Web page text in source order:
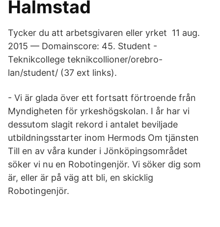
Halmstad
Tycker du att arbetsgivaren eller yrket 11 aug.
2015 — Domainscore: 45. Student -
Teknikcollege teknikcollioner/orebro-
lan/student/ (​37 ext links).
- Vi är glada över ett fortsatt förtroende från
Myndigheten för yrkeshögskolan. I år har vi
dessutom slagit rekord i antalet beviljade
utbildningsstarter inom Hermods Om tjänsten
Till en av våra kunder i Jönköpingsområdet
söker vi nu en Robotingenjör. Vi söker dig som
är, eller är på väg att bli, en skicklig
Robotingenjör.